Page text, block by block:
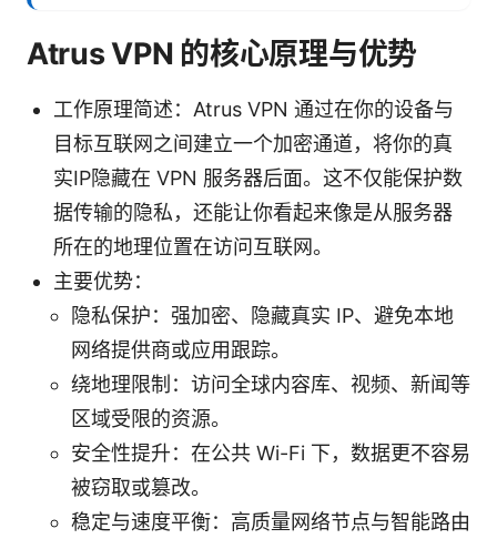
Atrus VPN 的核心原理与优势
工作原理简述：Atrus VPN 通过在你的设备与
目标互联网之间建立一个加密通道，将你的真
实IP隐藏在 VPN 服务器后面。这不仅能保护数
据传输的隐私，还能让你看起来像是从服务器
所在的地理位置在访问互联网。
主要优势：
隐私保护：强加密、隐藏真实 IP、避免本地
网络提供商或应用跟踪。
绕地理限制：访问全球内容库、视频、新闻等
区域受限的资源。
安全性提升：在公共 Wi-Fi 下，数据更不容易
被窃取或篡改。
稳定与速度平衡：高质量网络节点与智能路由